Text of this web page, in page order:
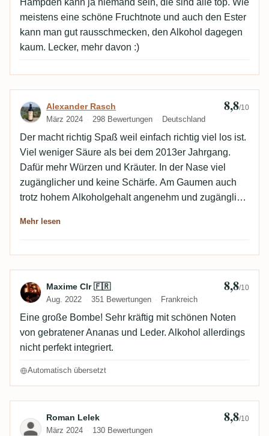
eingebundenem Alkohol um zwei Haaresbreiten
besser.
Hampden kann ja niemand sein, die sind alle top. Wie
meistens eine schöne Fruchtnote und auch den Ester
kann man gut rausschmecken, den Alkohol dagegen
kaum. Lecker, mehr davon :)
Bewertung von Alexander Rasch
Alexander Rasch
März 2024 298 Bewertungen Deutschland
8,8/10
Der macht richtig Spaß weil einfach richtig viel los ist.
Viel weniger Säure als bei dem 2013er Jahrgang.
Dafür mehr Würzen und Kräuter. In der Nase viel
zugänglicher und keine Schärfe. Am Gaumen auch
trotz hohem Alkoholgehalt angenehm und zugänglich.
komplexer und runder. Top.
Mehr lesen
Bewertung von Maxime Clr 🇫🇷
Maxime Clr 🇫🇷
Aug. 2022 351 Bewertungen Frankreich
8,8/10
Eine große Bombe! Sehr kräftig mit schönen Noten
von gebratener Ananas und Leder. Alkohol allerdings
nicht perfekt integriert.
Automatisch übersetzt
Bewertung von Roman Lelek
Roman Lelek
März 2024
130 Bewertungen
8,8/10